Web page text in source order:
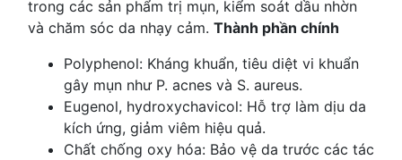
trong các sản phẩm trị mụn, kiểm soát dầu nhờn
và chăm sóc da nhạy cảm. Thành phần chính
Polyphenol: Kháng khuẩn, tiêu diệt vi khuẩn
gây mụn như P. acnes và S. aureus.
Eugenol, hydroxychavicol: Hỗ trợ làm dịu da
kích ứng, giảm viêm hiệu quả.
Chất chống oxy hóa: Bảo vệ da trước các tác